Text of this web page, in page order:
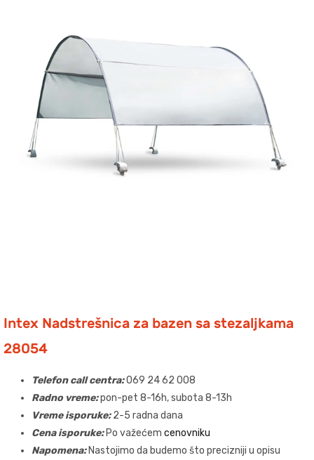
Intex Nadstrešnica za bazen sa stezaljkama
28054
Telefon call centra:069 24 62 008
Radno vreme:pon-pet 8-16h, subota 8-13h
Vreme isporuke:2-5 radna dana
Cena isporuke:Po važećem cenovniku
Napomena:Nastojimo da budemo što precizniji u opisu